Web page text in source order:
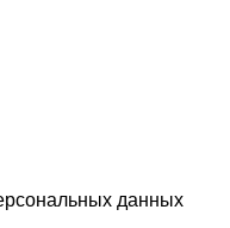
данных